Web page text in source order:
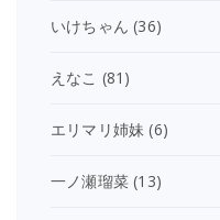
いけちゃん (36)
えなこ (81)
エリマリ姉妹 (6)
一ノ瀬瑠菜 (13)